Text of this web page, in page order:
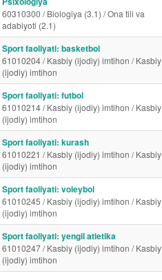
60310300 / Biologiya (3.1) / Ona tili va
adabiyoti (2.1)
Sport faoliyati: basketbol
61010204 / Kasbiy (ijodiy) imtihon / Kasbiy
(ijodiy) imtihon
Sport faoliyati: futbol
61010214 / Kasbiy (ijodiy) imtihon / Kasbiy
(ijodiy) imtihon
Sport faoliyati: kurash
61010221 / Kasbiy (ijodiy) imtihon / Kasbiy
(ijodiy) imtihon
Sport faoliyati: voleybol
61010245 / Kasbiy (ijodiy) imtihon / Kasbiy
(ijodiy) imtihon
Sport faoliyati: yengil atletika
61010247 / Kasbiy (ijodiy) imtihon / Kasbiy
(ijodiy) imtihon